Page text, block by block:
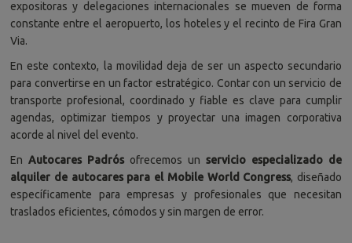
expositoras y delegaciones internacionales se mueven de forma
constante entre el aeropuerto, los hoteles y el recinto de Fira Gran
Via.
En este contexto, la movilidad deja de ser un aspecto secundario
para convertirse en un factor estratégico. Contar con un servicio de
transporte profesional, coordinado y fiable es clave para cumplir
agendas, optimizar tiempos y proyectar una imagen corporativa
acorde al nivel del evento.
En Autocares Padrósofrecemos un servicio especializado de
alquiler de autocares para el Mobile World Congress, diseñado
específicamente para empresas y profesionales que necesitan
traslados eficientes, cómodos y sin margen de error.